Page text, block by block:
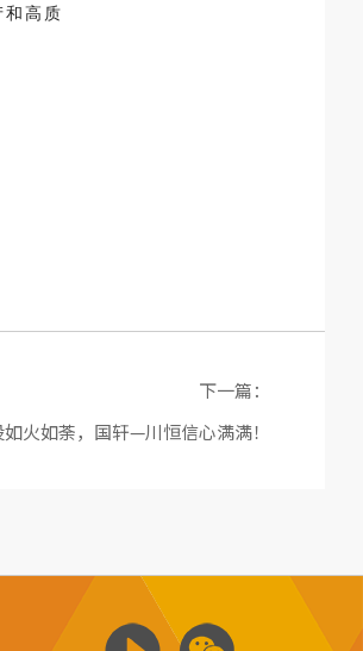
高质
下一篇：
火如荼，国轩—川恒信心满满！